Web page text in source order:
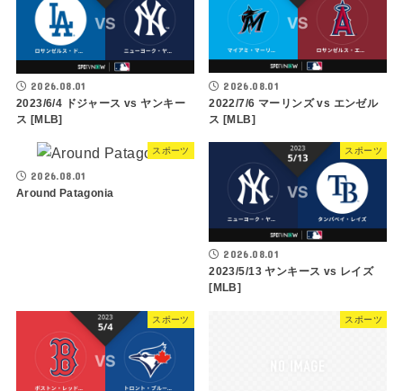
2026.08.01
2023/6/4 ドジャース vs ヤンキー
ス [MLB]
2026.08.01
2022/7/6 マーリンズ vs エンゼル
ス [MLB]
スポーツ
2026.08.01
Around Patagonia
スポーツ
2026.08.01
2023/5/13 ヤンキース vs レイズ
[MLB]
スポーツ スポーツ